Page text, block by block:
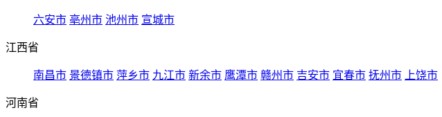
六安市 亳州市 池州市 宣城市
江西省
南昌市 景德镇市 萍乡市 九江市 新余市 鹰潭市 赣州市 吉安市 宜春市 抚州市 上饶市
河南省